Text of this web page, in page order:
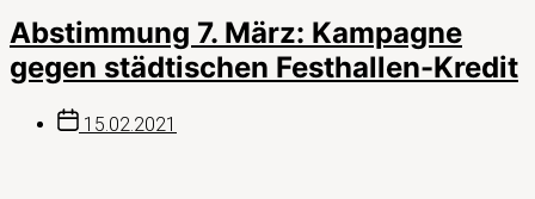
Abstimmung 7. März: Kampagne
gegen städtischen Festhallen-Kredit
Beitragsdatum
15.02.2021